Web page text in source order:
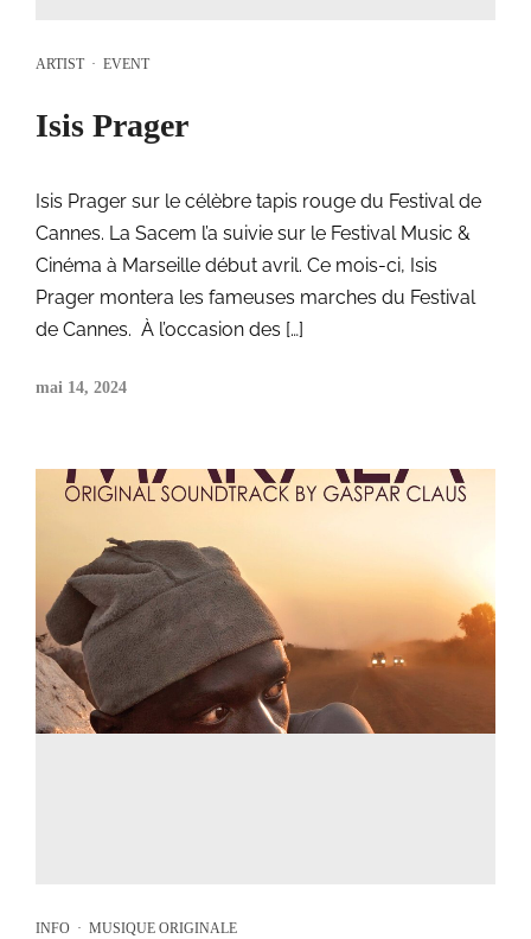
ARTIST· EVENT
Isis Prager
Isis Prager sur le célèbre tapis rouge du Festival de
Cannes. La Sacem l’a suivie sur le Festival Music &
Cinéma à Marseille début avril. Ce mois-ci, Isis
Prager montera les fameuses marches du Festival
de Cannes. À l’occasion des […]
mai 14, 2024
INFO · MUSIQUE ORIGINALE